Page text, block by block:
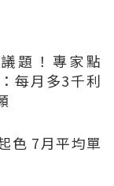
題！專家點
每月多3千利
色 7月平均單